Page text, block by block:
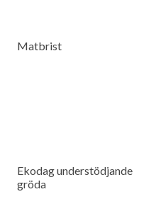
Matbrist
Ekodag understödjande
gröda